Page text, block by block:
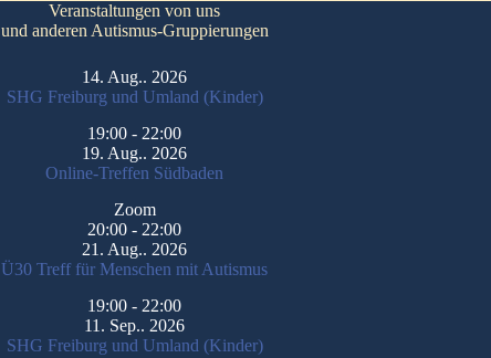
Veranstaltungen von uns
und anderen Autismus-Gruppierungen
14. Aug.. 2026
SHG Freiburg und Umland (Kinder)
19:00 - 22:00
19. Aug.. 2026
Online-Treffen Südbaden
Zoom
20:00 - 22:00
21. Aug.. 2026
Ü30 Treff für Menschen mit Autismus
19:00 - 22:00
11. Sep.. 2026
SHG Freiburg und Umland (Kinder)